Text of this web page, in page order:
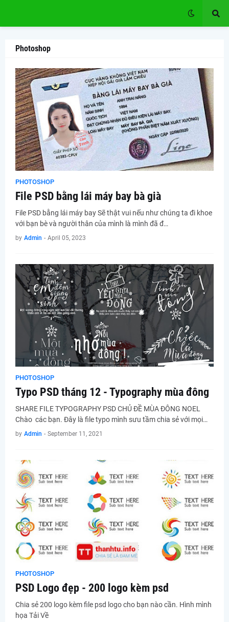
Photoshop
PHOTOSHOP
File PSD bằng lái máy bay bà già
File PSD bằng lái máy bay Sẽ thật vui nếu như chúng ta đi khoe
với bạn bè và người thân của mình là mình đã đ…
by Admin - April 05, 2023
PHOTOSHOP
Typo PSD tháng 12 - Typography mùa đông
SHARE FILE TYPOGRAPHY PSD CHỦ ĐỀ MÙA ĐÔNG NOEL
Chào các bạn. Đây là file typo mình sưu tầm chia sẻ với mọi…
by Admin - September 11, 2021
PHOTOSHOP
PSD Logo đẹp - 200 logo kèm psd
Chia sẻ 200 logo kèm file psd logo cho bạn nào cần. Hình mình
họa Tải Về